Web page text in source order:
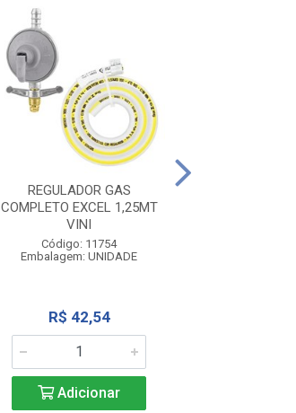
REGULADOR GAS
COMPLETO EXCEL 1,25MT
VINI
Código: 11754
Embalagem: UNIDADE
R$ 42,54
Adicionar
REGULADOR